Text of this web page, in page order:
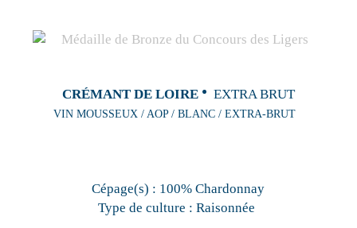
CRÉMANT DE LOIRE EXTRA BRUT
VIN MOUSSEUX / AOP / BLANC / EXTRA-BRUT
Cépage(s) : 100% Chardonnay
Type de culture : Raisonnée